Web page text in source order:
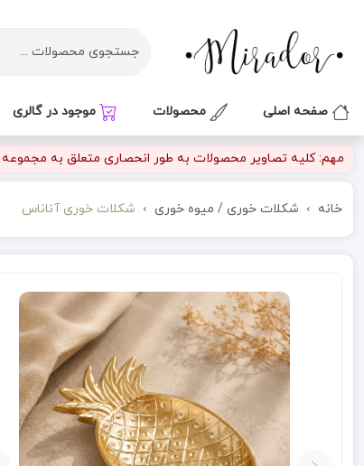
صفحه اصلی محصولات موجود در گالری
مهم: کلیه تصاویر محصولات به طور انحصاری متعلق به مجموعه
خانه شکلات خوری / میوه خوری شکلات خوری آناناس